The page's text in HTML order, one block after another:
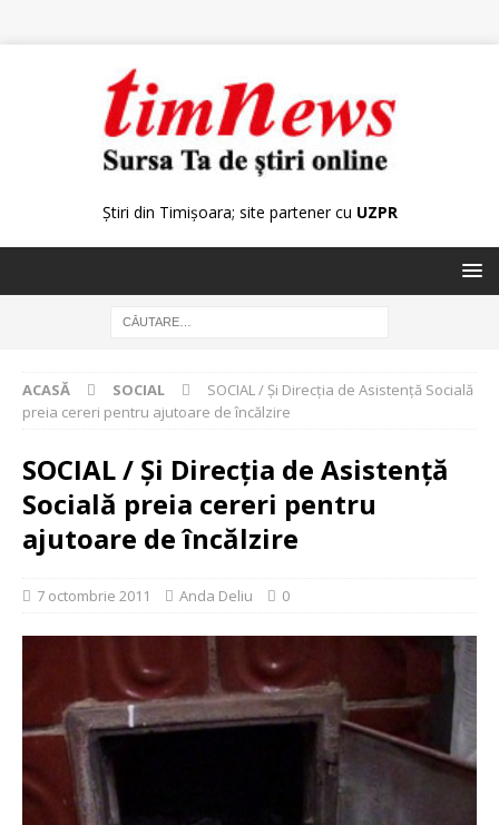
Știri din Timișoara; site partener cu UZPR
ACASĂ SOCIAL
SOCIAL / Şi Direcţia de Asistenţă Socială
preia cereri pentru ajutoare de încălzire
SOCIAL / Şi Direcţia de Asistenţă
Socială preia cereri pentru
ajutoare de încălzire
7 octombrie 2011 Anda Deliu 0